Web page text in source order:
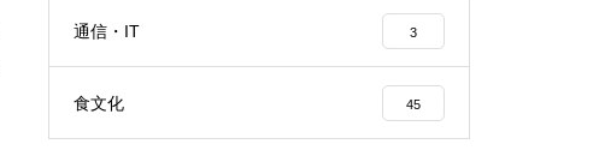
通信・IT 3
食文化 45